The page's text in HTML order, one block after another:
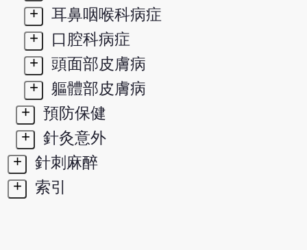
+
耳鼻咽喉科病症
+
口腔科病症
+
頭面部皮膚病
+
軀體部皮膚病
+
預防保健
+
針灸意外
+
針刺麻醉
+
索引